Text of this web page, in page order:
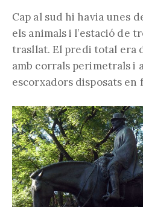
Cap al sud hi havia unes
els animals i l’estació de
trasllat. El predi total era
amb corrals perimetrals i
escorxadors disposats en